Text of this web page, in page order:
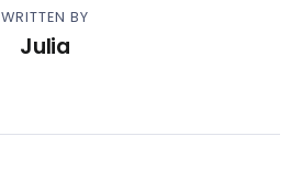
WRITTEN BY
Julia